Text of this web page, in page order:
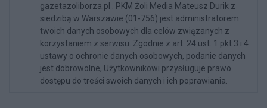
gazetazoliborza.pl . PKM Żoli Media Mateusz Durik z
siedzibą w Warszawie (01-756) jest administratorem
twoich danych osobowych dla celów związanych z
korzystaniem z serwisu. Zgodnie z art. 24 ust. 1 pkt 3 i 4
ustawy o ochronie danych osobowych, podanie danych
jest dobrowolne, Użytkownikowi przysługuje prawo
dostępu do treści swoich danych i ich poprawiania.